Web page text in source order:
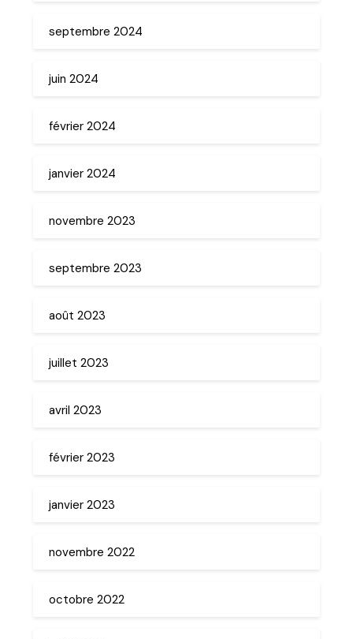
septembre 2024
juin 2024
février 2024
janvier 2024
novembre 2023
septembre 2023
août 2023
juillet 2023
avril 2023
février 2023
janvier 2023
novembre 2022
octobre 2022